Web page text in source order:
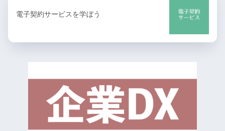
電子契約サービスを学ぼう